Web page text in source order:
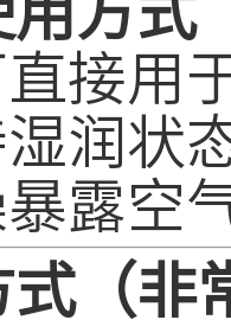
接用
润状
露空
式（非